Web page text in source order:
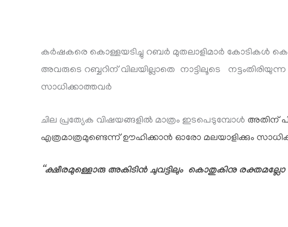
കർഷകരെ കൊള്ളയടിച്ചു റബർ മുതലാളിമാർ കോടികൾ
അവരുടെ റബ്ബറിന് വിലയില്ലാതെ നാട്ടിലൂടെ
സാധിക്കാത്തവർ
ചില പ്രത്യേക വിഷയങ്ങളിൽ മാത്രം ഇടപെടുമ്പോൾ അതിന്
എത്രമാത്രമുണ്ടെന്ന് ഊഹിക്കാൻ ഓരോ മലയാളിക്കും
“ക്ഷീരമുള്ളൊരു അകിടിൻ ചുവട്ടിലും കൊതുകിനു